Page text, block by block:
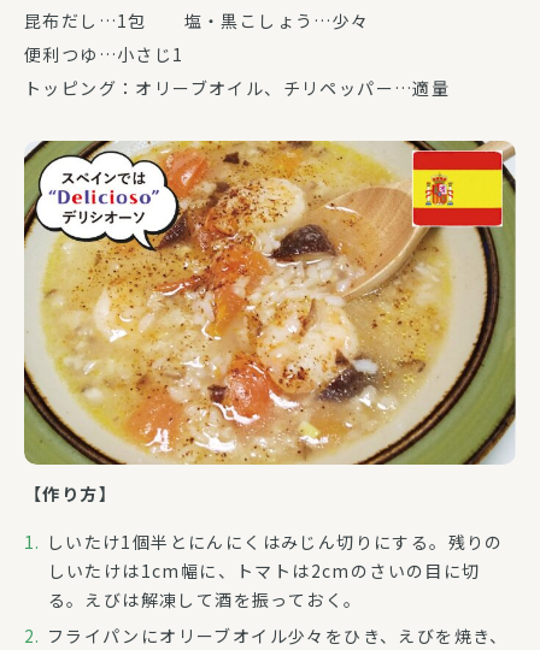
昆布だし…1包 塩・黒こしょう…少々
便利つゆ…小さじ1
トッピング：オリーブオイル、チリペッパー…適量
【作り方】
しいたけ1個半とにんにくはみじん切りにする。残りの
しいたけは1cm幅に、トマトは2cmのさいの目に切
る。えびは解凍して酒を振っておく。
フライパンにオリーブオイル少々をひき、えびを焼き、